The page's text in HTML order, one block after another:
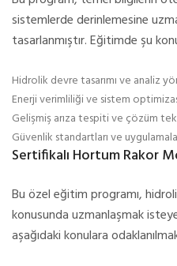
sistemlerde derinlemesine
tasarlanmıştır. Eğitimde şu
Hidrolik devre tasarımı ve analiz
Enerji verimliliği ve sistem
Gelişmiş arıza tespiti ve çözüm
Güvenlik standartları ve
Sertifikalı Hortum Rakor
Bu özel eğitim programı,
konusunda uzmanlaşmak
aşağıdaki konulara